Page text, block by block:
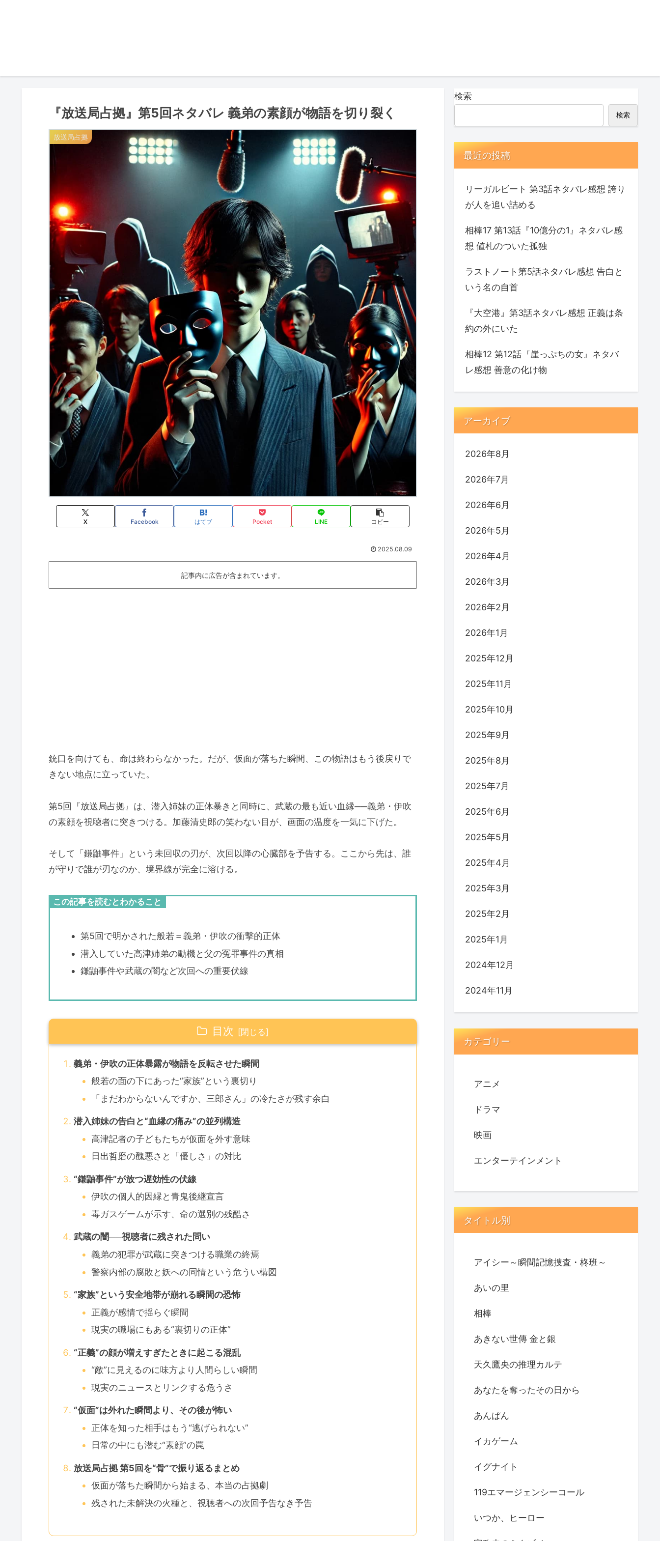
『放送局占拠』第5回ネタバレ 義弟の素顔が物語を切り裂く
放送局占拠
X Facebook はてブ Pocket LINE コピー
2025.08.09
記事内に広告が含まれています。
銃口を向けても、命は終わらなかった。だが、仮面が落ちた瞬間、この物語はもう後戻りで
きない地点に立っていた。
第5回『放送局占拠』は、潜入姉妹の正体暴きと同時に、武蔵の最も近い血縁──義弟・伊吹
の素顔を視聴者に突きつける。加藤清史郎の笑わない目が、画面の温度を一気に下げた。
そして「鎌鼬事件」という未回収の刃が、次回以降の心臓部を予告する。ここから先は、誰
が守りで誰が刃なのか、境界線が完全に溶ける。
この記事を読むとわかること
第5回で明かされた般若＝義弟・伊吹の衝撃的正体
潜入していた高津姉弟の動機と父の冤罪事件の真相
鎌鼬事件や武蔵の闇など次回への重要伏線
目次
義弟・伊吹の正体暴露が物語を反転させた瞬間
般若の面の下にあった“家族”という裏切り
「まだわからないんですか、三郎さん」の冷たさが残す余白
潜入姉妹の告白と“血縁の痛み”の並列構造
高津記者の子どもたちが仮面を外す意味
日出哲磨の醜悪さと「優しさ」の対比
“鎌鼬事件”が放つ遅効性の伏線
伊吹の個人的因縁と青鬼後継宣言
毒ガスゲームが示す、命の選別の残酷さ
武蔵の闇──視聴者に残された問い
義弟の犯罪が武蔵に突きつける職業の終焉
警察内部の腐敗と妖への同情という危うい構図
“家族”という安全地帯が崩れる瞬間の恐怖
正義が感情で揺らぐ瞬間
現実の職場にもある“裏切りの正体”
“正義”の顔が増えすぎたときに起こる混乱
“敵”に見えるのに味方より人間らしい瞬間
現実のニュースとリンクする危うさ
“仮面”は外れた瞬間より、その後が怖い
正体を知った相手はもう“逃げられない”
日常の中にも潜む“素顔”の罠
放送局占拠 第5回を“骨”で振り返るまとめ
仮面が落ちた瞬間から始まる、本当の占拠劇
残された未解決の火種と、視聴者への次回予告なき予告
検索
検索
最近の投稿
リーガルビート 第3話ネタバレ感想 誇り
が人を追い詰める
相棒17 第13話『10億分の1』ネタバレ感
想 値札のついた孤独
ラストノート第5話ネタバレ感想 告白と
いう名の自首
『大空港』第3話ネタバレ感想 正義は条
約の外にいた
相棒12 第12話『崖っぷちの女』ネタバ
レ感想 善意の化け物
アーカイブ
2026年8月
2026年7月
2026年6月
2026年5月
2026年4月
2026年3月
2026年2月
2026年1月
2025年12月
2025年11月
2025年10月
2025年9月
2025年8月
2025年7月
2025年6月
2025年5月
2025年4月
2025年3月
2025年2月
2025年1月
2024年12月
2024年11月
カテゴリー
アニメ
ドラマ
映画
エンターテインメント
タイトル別
アイシー～瞬間記憶捜査・柊班～
あいの里
相棒
あきない世傳 金と銀
天久鷹央の推理カルテ
あなたを奪ったその日から
あんぱん
イカゲーム
イグナイト
119エマージェンシーコール
いつか、ヒーロー